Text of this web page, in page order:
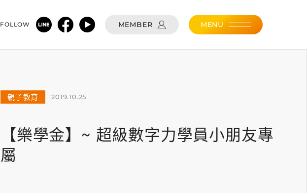
FOLLOW MEMBER MENU
親子教育 2019.10.25
【樂學金】~ 超級數字力學員小朋友專
屬